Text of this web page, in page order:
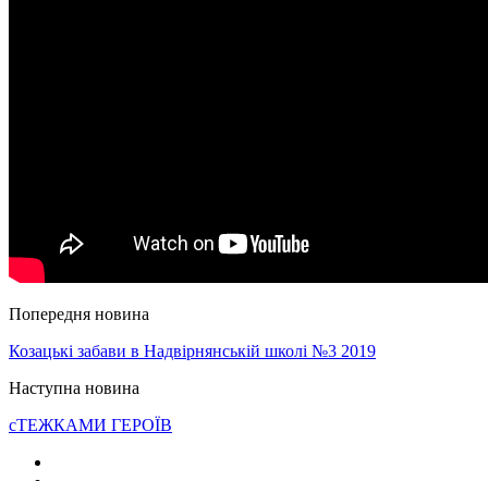
Попередня новина
Козацькі забави в Надвірнянській школі №3 2019
Наступна новина
сТЕЖКАМИ ГЕРОЇВ